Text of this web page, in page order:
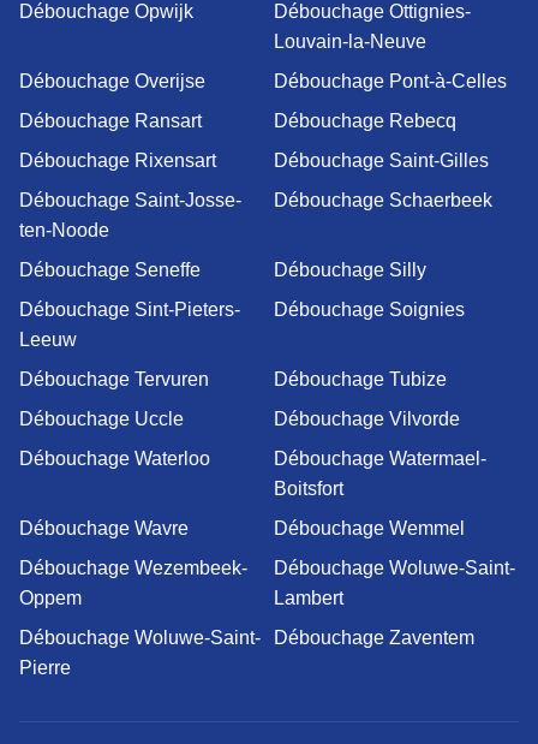
Débouchage Opwijk
Débouchage Ottignies-
Louvain-la-Neuve
Débouchage Overijse
Débouchage Pont-à-Celles
Débouchage Ransart
Débouchage Rebecq
Débouchage Rixensart
Débouchage Saint-Gilles
Débouchage Saint-Josse-
ten-Noode
Débouchage Schaerbeek
Débouchage Seneffe
Débouchage Silly
Débouchage Sint-Pieters-
Leeuw
Débouchage Soignies
Débouchage Tervuren
Débouchage Tubize
Débouchage Uccle
Débouchage Vilvorde
Débouchage Waterloo
Débouchage Watermael-
Boitsfort
Débouchage Wavre
Débouchage Wemmel
Débouchage Wezembeek-
Oppem
Débouchage Woluwe-Saint-
Lambert
Débouchage Woluwe-Saint-
Pierre
Débouchage Zaventem